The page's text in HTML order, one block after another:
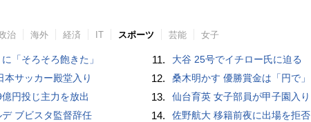
治 海外 経済 IT スポーツ 芸能 女子
「そろそろ飽きた」
本サッカー殿堂入り
億円投じ主力を放出
ブビスタ監督辞任
11. 大谷 25号でイチロー氏に迫る
12. 桑木明かす 優勝賞金は「円で」
13. 仙台育英 女子部員が甲子園入り
14. 佐野航大 移籍前夜に出場を拒否